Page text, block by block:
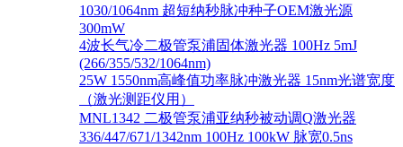
1030/1064nm 超短纳秒脉冲种子OEM激光源
300mW
4波长气冷二极管泵浦固体激光器 100Hz 5mJ
(266/355/532/1064nm)
25W 1550nm高峰值功率脉冲激光器 15nm光谱宽度
（激光测距仪用）
MNL1342 二极管泵浦亚纳秒被动调Q激光器
336/447/671/1342nm 100Hz 100kW 脉宽0.5ns